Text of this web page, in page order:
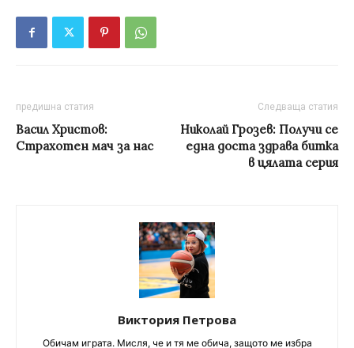
предишна статия
Васил Христов:
Страхотен мач за нас
Следваща статия
Николай Грозев: Получи се
една доста здрава битка
в цялата серия
Виктория Петрова
Обичам играта. Мисля, че и тя ме обича, защото ме избра